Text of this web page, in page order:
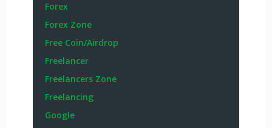
Forex
Forex Zone
Free Coin/Airdrop
Freelancer
Freelancers Zone
Freelancing
Google